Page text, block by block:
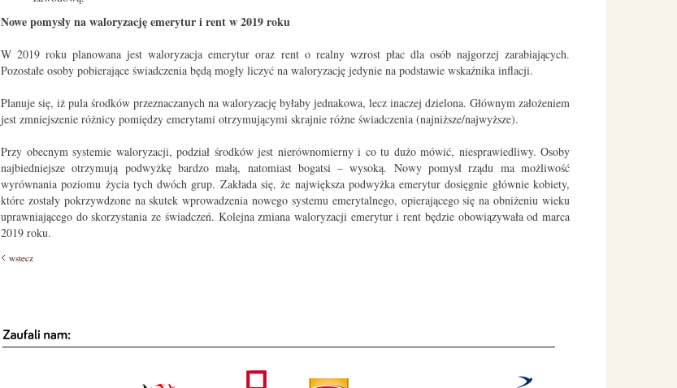
Nowe pomysły na waloryzację emerytur i rent w 2019 roku
W 2019 roku planowana jest waloryzacja emerytur oraz rent o realny wzrost płac dla osób najgorzej zarabiających.
Pozostałe osoby pobierające świadczenia będą mogły liczyć na waloryzację jedynie na podstawie wskaźnika inflacji.
Planuje się, iż pula środków przeznaczanych na waloryzację byłaby jednakowa, lecz inaczej dzielona. Głównym założeniem
jest zmniejszenie różnicy pomiędzy emerytami otrzymującymi skrajnie różne świadczenia (najniższe/najwyższe).
Przy obecnym systemie waloryzacji, podział środków jest nierównomierny i co tu dużo mówić, niesprawiedliwy. Osoby
najbiedniejsze otrzymują podwyżkę bardzo małą, natomiast bogatsi – wysoką. Nowy pomysł rządu ma możliwość
wyrównania poziomu życia tych dwóch grup. Zakłada się, że największa podwyżka emerytur dosięgnie głównie kobiety,
które zostały pokrzywdzone na skutek wprowadzenia nowego systemu emerytalnego, opierającego się na obniżeniu wieku
uprawniającego do skorzystania ze świadczeń. Kolejna zmiana waloryzacji emerytur i rent będzie obowiązywała od marca
2019 roku.
wstecz